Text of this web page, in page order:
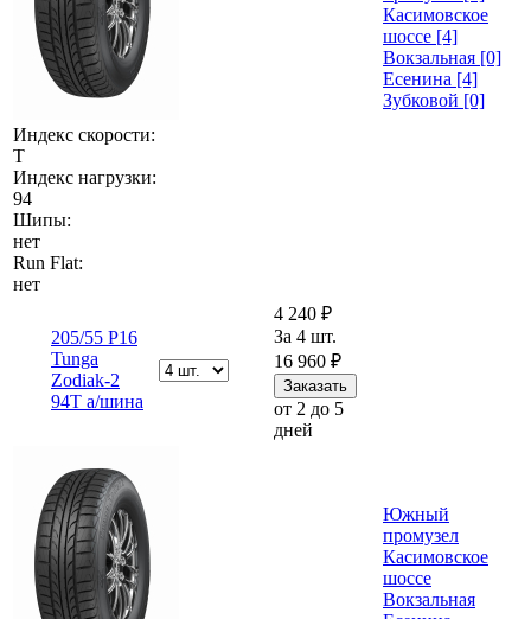
Касимовское
шоссе [4]
Вокзальная [0]
Есенина [4]
Зубковой [0]
Индекс скорости:
T
Индекс нагрузки:
94
Шипы:
нет
Run Flat:
нет
205/55 Р16
Tunga
Zodiak-2
94T а/шина
4 240 ₽
За 4 шт.
16 960 ₽
от 2 до 5
дней
Южный
промузел
Касимовское
шоссе
Вокзальная